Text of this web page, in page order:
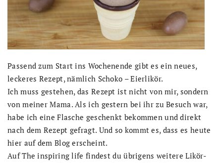
Passend zum Start ins Wochenende gibt es ein neues,
leckeres Rezept, nämlich Schoko – Eierlikör.
Ich muss gestehen, das Rezept ist nicht von mir, sondern
von meiner Mama. Als ich gestern bei ihr zu Besuch war,
habe ich eine Flasche geschenkt bekommen und direkt
nach dem Rezept gefragt. Und so kommt es, dass es heute
hier auf dem Blog erscheint.
Auf The inspiring life findest du übrigens weitere Likör-